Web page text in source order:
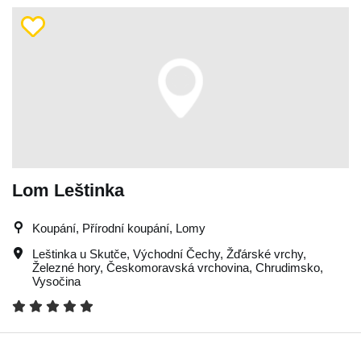
Lom Leštinka
Koupání, Přírodní koupání, Lomy
Leštinka u Skutče, Východní Čechy, Žďárské vrchy,
Železné hory, Českomoravská vrchovina, Chrudimsko,
Vysočina